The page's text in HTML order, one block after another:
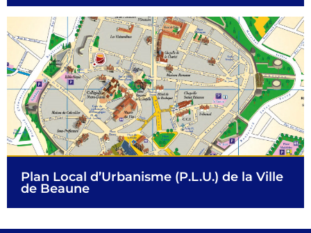
Plan Local d’Urbanisme (P.L.U.) de la Ville
de Beaune